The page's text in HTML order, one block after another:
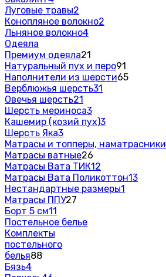
Луговые травы2
Конопляное волокно2
Льняное волокно4
Одеяла
Премиум одеяла21
Натуральный пух и перо91
Наполнители из шерсти65
Верблюжья шерсть31
Овечья шерсть21
Шерсть мериноса3
Кашемир (козий пух)3
Шерсть Яка3
Матрасы и топперы, наматрасники
Матрасы ватные26
Матрасы Вата ТИК12
Матрасы Вата Поликоттон13
Нестандартные размеры1
Матрасы ППУ27
Борт 5 см11
Постельное белье
Комплекты
постельного
белья88
Бязь4